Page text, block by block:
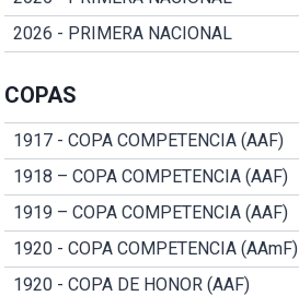
2026 - PRIMERA NACIONAL
COPAS
1917 - COPA COMPETENCIA (AAF)
1918 – COPA COMPETENCIA (AAF)
1919 – COPA COMPETENCIA (AAF)
1920 - COPA COMPETENCIA (AAmF)
1920 - COPA DE HONOR (AAF)